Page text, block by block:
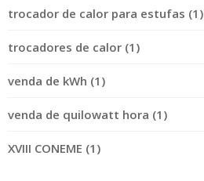
trocador de calor para estufas (1)
trocadores de calor (1)
venda de kWh (1)
venda de quilowatt hora (1)
XVIII CONEME (1)